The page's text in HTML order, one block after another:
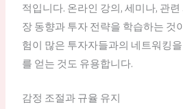
적입니다. 온라인 강의, 세미나, 관
장 동향과 투자 전략을 학습하는 것
험이 많은 투자자들과의 네트워킹
를 얻는 것도 유용합니다.
감정 조절과 규율 유지